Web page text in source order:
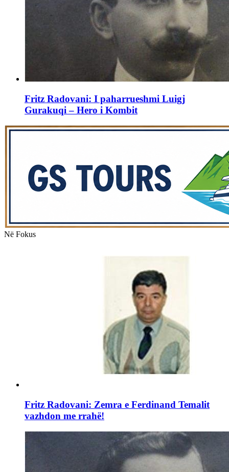
Fritz Radovani: I paharrueshmi Luigj
Gurakuqi – Hero i Kombit
Në Fokus
Fritz Radovani: Zemra e Ferdinand Temalit
vazhdon me rrahë!